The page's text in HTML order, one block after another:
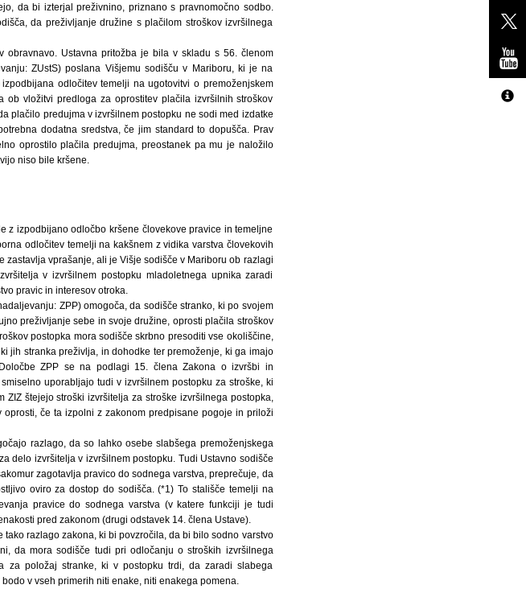
da bi izterjal preživnino, priznano s pravnomočno sodbo.
da preživljanje družine s plačilom stroškov izvršilnega
Ustavna pritožba je bila v skladu s 56. členom
ZUstS) poslana Višjemu sodišču v Mariboru, ki je na
odločitev temelji na ugotovitvi o premoženjskem
vložitvi predloga za oprostitev plačila izvršilnih stroškov
plačilo predujma v izvršilnem postopku ne sodi med izdatke
dodatna sredstva, če jim standard to dopušča. Prav
oprostilo plačila predujma, preostanek pa mu je naložilo
niso bile kršene.
z izpodbijano odločbo kršene človekove pravice in temeljne
odločitev temelji na kakšnem z vidika varstva človekovih
vprašanje, ali je Višje sodišče v Mariboru ob razlagi
v izvršilnem postopku mladoletnega upnika zaradi
pravic in interesov otroka.
ZPP) omogoča, da sodišče stranko, ki po svojem
preživljanje sebe in svoje družine, oprosti plačila stroškov
postopka mora sodišče skrbno presoditi vse okoliščine,
jih stranka preživlja, in dohodke ter premoženje, ki ga imajo
ZPP se na podlagi 15. člena Zakona o izvršbi in
uporabljajo tudi v izvršilnem postopku za stroške, ki
štejejo stroški izvršitelja za stroške izvršilnega postopka,
če ta izpolni z zakonom predpisane pogoje in priloži
razlago, da so lahko osebe slabšega premoženjskega
delo izvršitelja v izvršilnem postopku. Tudi Ustavno sodišče
zagotavlja pravico do sodnega varstva, preprečuje, da
oviro za dostop do sodišča. (*1) To stališče temelji na
pravice do sodnega varstva (v katere funkciji je tudi
pred zakonom (drugi odstavek 14. člena Ustave).
razlago zakona, ki bi povzročila, da bi bilo sodno varstvo
da mora sodišče tudi pri odločanju o stroških izvršilnega
za položaj stranke, ki v postopku trdi, da zaradi slabega
v vseh primerih niti enake, niti enakega pomena.